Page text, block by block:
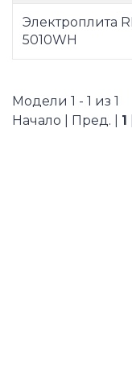
Электроплита
5010WH
Модели 1 - 1 из 1
Начало | Пред. | 1